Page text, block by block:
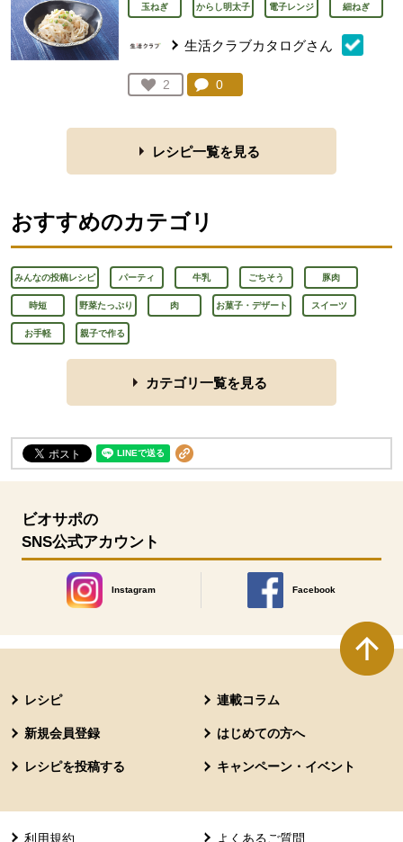
玉ねぎ からし明太子 電子レンジ 細ねぎ
生活クラブカタログさん
お気に入り登録：
2
人が登録
コメント：
0
レシピ一覧を見る
おすすめのカテゴリ
みんなの投稿レシピ パーティ 牛乳 ごちそう 豚肉
時短 野菜たっぷり 肉 お菓子・デザート スイーツ
お手軽 親子で作る
カテゴリ一覧を見る
ビオサポの
SNS公式アカウント
Instagram
別のウィンドウで開きます。
Facebook
別のウィンドウで開きます
レシピ 連載コラム
新規会員登録 はじめての方へ
レシピを投稿する キャンペーン・イベント
利用規約 よくあるご質問